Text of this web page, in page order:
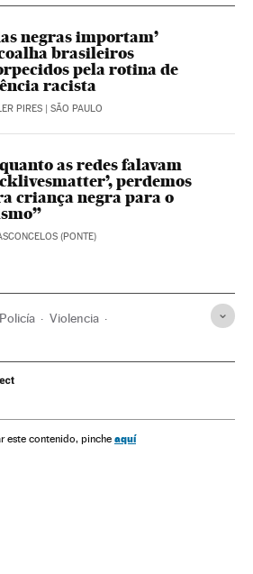
negras importam’
brasileiros
pela rotina de
racista
PIRES | SÃO PAULO
as redes falavam
perdemos
criança negra para o
(PONTE)
Policía Violencia
João Doria Júnior
este contenido, pinche aquí